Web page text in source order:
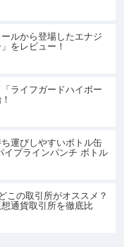
ルから登場したエナジ
をレビュー！
ライフガードハイボー
運びしやすいボトル缶
イプラインパンチ ボトル
この取引所がオススメ？
通貨取引所を徹底比